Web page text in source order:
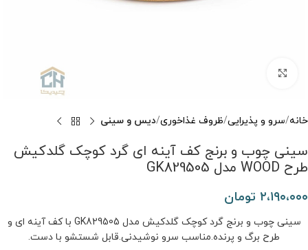
خانه سرو و پذیرایی ظروف غذاخوری دیس و سینی
سینی چوب و برنج کف آینه ای گرد کوچک گلدکیش
طرح WOOD مدل GK829505
۲،۱۹۰،۰۰۰ تومان
سینی چوب و برنج گرد کوچک گلدکیش مدل GK829505 با کف آینه ای و
طرح برگ و پرنده.مناسب سرو نوشیدنی.قابل شستشو با دست.